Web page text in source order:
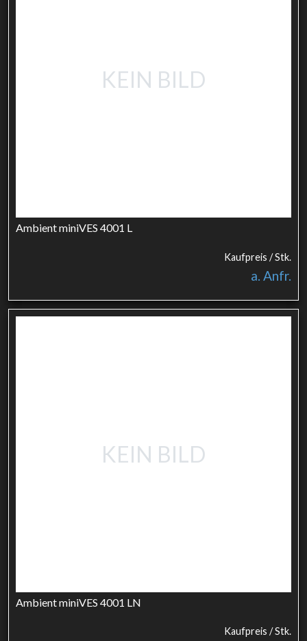
KEIN BILD
Ambient miniVES 4001 L
Kaufpreis / Stk.
a. Anfr.
KEIN BILD
Ambient miniVES 4001 LN
Kaufpreis / Stk.